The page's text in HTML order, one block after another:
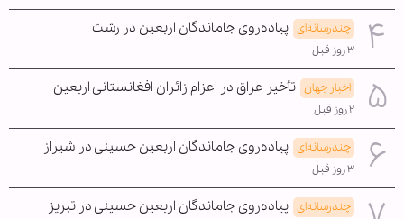
چندرسانه‌ای پیاده‌روی جاماندگان اربعین در رشت
۳ روز قبل
اخبار جهان تأخیر عراق در اعزام زائران افغانستانی اربعین
۲ روز قبل
چندرسانه‌ای پیاده‌روی جاماندگان اربعین حسینی در شیراز
۳ روز قبل
چندرسانه‌ای پیاده‌روی جاماندگان اربعین حسینی در تبریز